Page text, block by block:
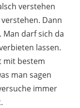
verstehen
Dann
Man darf sich da
lassen.
mit bestem
man sagen
immer